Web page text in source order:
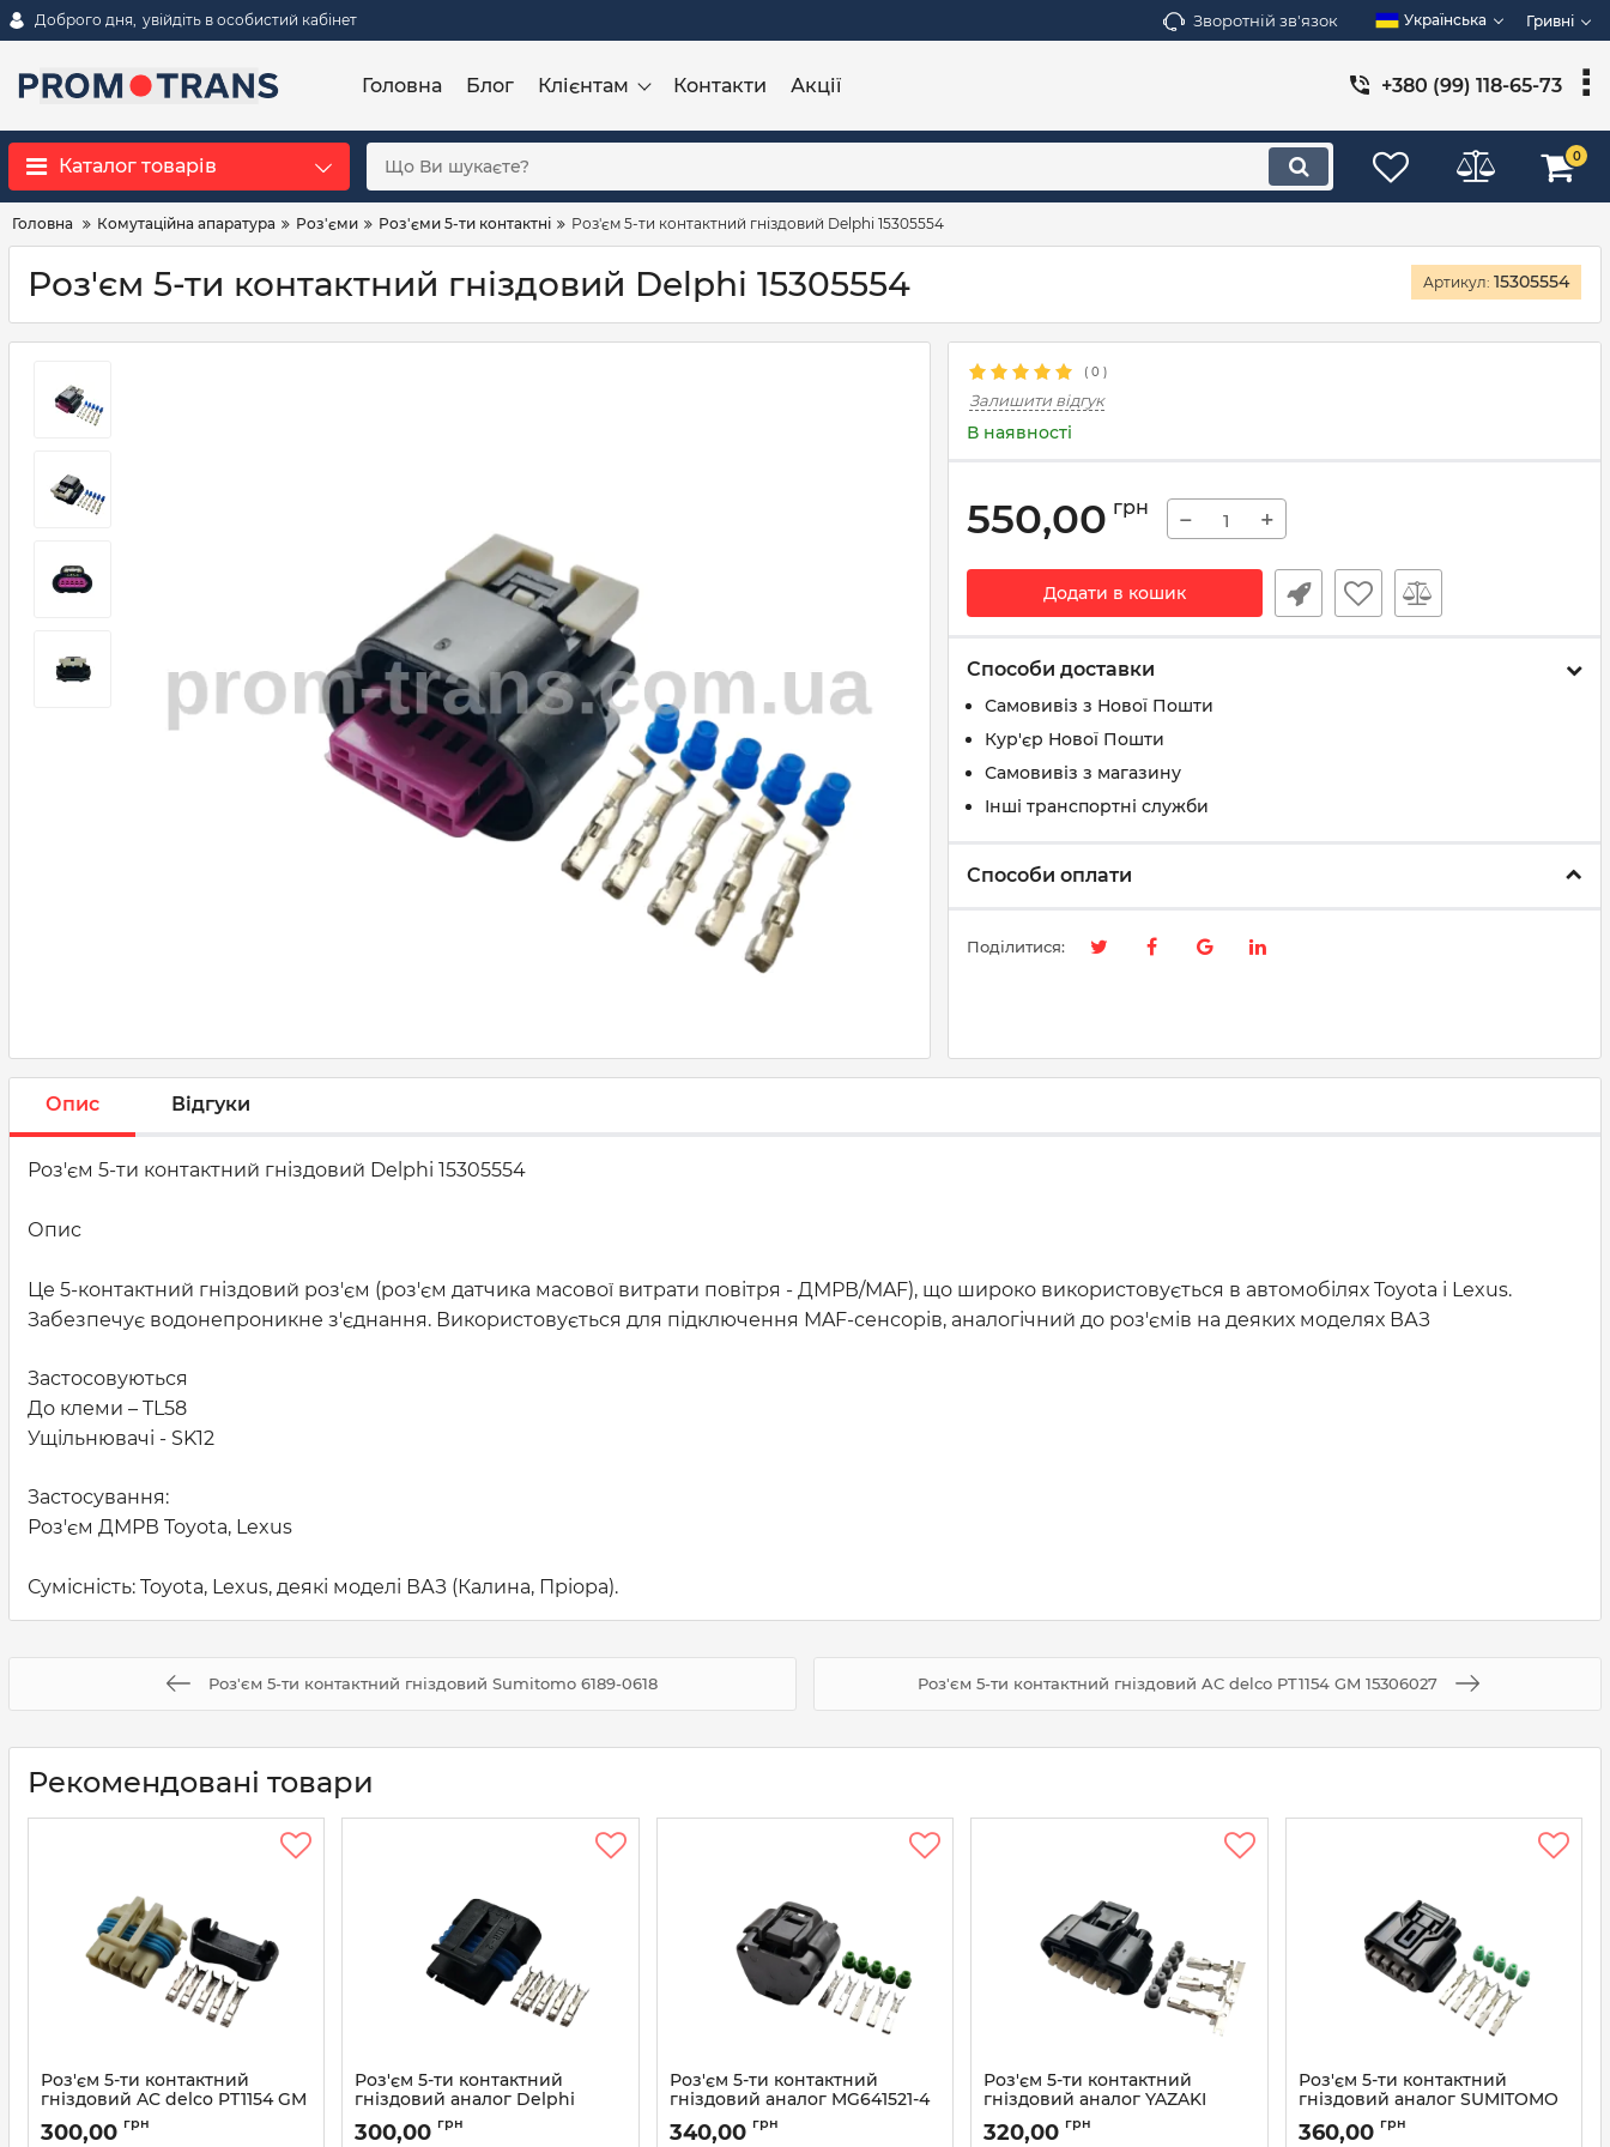
Доброго дня, увійдіть в особистий кабінет Зворотній зв'язок Українська Гривні
Головна Блог Клієнтам Контакти Акції +380 (99) 118-65-73
Каталог товарів 0
Головна Комутаційна апаратура Роз'єми Роз'єми 5-ти контактні Роз'єм 5-ти контактний гніздовий Delphi 15305554
Роз'єм 5-ти контактний гніздовий Delphi 15305554 Артикул: 15305554
( 0 )
Залишити відгук
В наявності
550,00 грн − +
Додати в кошик
Способи доставки
Самовивіз з Нової Пошти
Кур'єр Нової Пошти
Самовивіз з магазину
Інші транспортні служби
Способи оплати
Поділитися:
Опис Відгуки
Роз'єм 5-ти контактний гніздовий Delphi 15305554
Опис
Це 5-контактний гніздовий роз'єм (роз'єм датчика масової витрати повітря - ДМРВ/MAF), що широко використовується в автомобілях Toyota і Lexus.
Забезпечує водонепроникне з'єднання. Використовується для підключення MAF-сенсорів, аналогічний до роз'ємів на деяких моделях ВАЗ
Застосовуються
До клеми – TL58
Ущільнювачі - SK12
Застосування:
Роз'єм ДМРВ Toyota, Lexus
Сумісність: Toyota, Lexus, деякі моделі ВАЗ (Калина, Пріора).
Роз'єм 5-ти контактний гніздовий Sumitomo 6189-0618 Роз'єм 5-ти контактний гніздовий AC delco PT1154 GM 15306027
Рекомендовані товари
Роз'єм 5-ти контактний
гніздовий AC delco PT1154 GM
Артикул: 15306027
300,00 грн
Роз'єм 5-ти контактний
гніздовий аналог Delphi
12162825 AC Delco PT1072 GM
15305932
300,00 грн
Роз'єм 5-ти контактний
гніздовий аналог MG641521-4
Артикул: MG641521-4
340,00 грн
Роз'єм 5-ти контактний
гніздовий аналог YAZAKI
7283-7050-30 Toyota 90980-
11024
320,00 грн
Роз'єм 5-ти контактний
гніздовий аналог SUMITOMO
Артикул: 6189-1081
360,00 грн